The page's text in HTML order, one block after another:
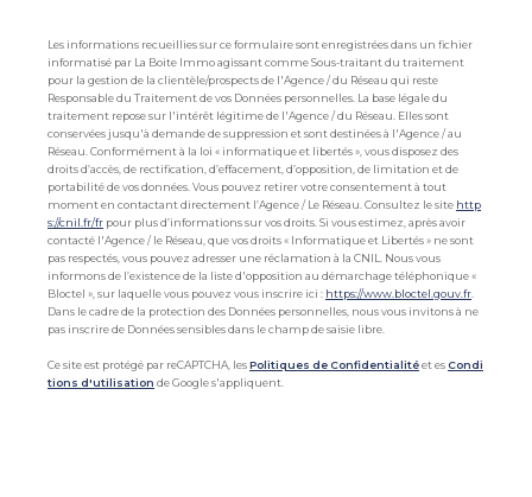
Les informations recueillies sur ce formulaire sont enregistrées dans un fichier
informatisé par La Boite Immo agissant comme Sous-traitant du traitement
pour la gestion de la clientèle/prospects de l'Agence / du Réseau qui reste
Responsable du Traitement de vos Données personnelles. La base légale du
traitement repose sur l'intérêt légitime de l'Agence / du Réseau. Elles sont
conservées jusqu'à demande de suppression et sont destinées à l'Agence / au
Réseau. Conformément à la loi « informatique et libertés », vous disposez des
droits d’accès, de rectification, d’effacement, d’opposition, de limitation et de
portabilité de vos données. Vous pouvez retirer votre consentement à tout
moment en contactant directement l’Agence / Le Réseau. Consultez le site http
s://cnil.fr/fr pour plus d’informations sur vos droits. Si vous estimez, après avoir
contacté l'Agence / le Réseau, que vos droits « Informatique et Libertés » ne sont
pas respectés, vous pouvez adresser une réclamation à la CNIL. Nous vous
informons de l’existence de la liste d'opposition au démarchage téléphonique «
Bloctel », sur laquelle vous pouvez vous inscrire ici : https://www.bloctel.gouv.fr
Dans le cadre de la protection des Données personnelles, nous vous invitons à ne
pas inscrire de Données sensibles dans le champ de saisie libre.
Ce site est protégé par reCAPTCHA, lesPolitiques de Confidentialitéet es Condi
tions d'utilisation de Google s'appliquent.